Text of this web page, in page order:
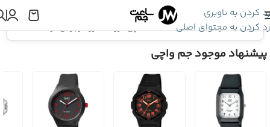
رد کردن به ناوبری
رد کردن به محتوای اصلی
اینجا هستید:ساعت Q&Q »ساعت مچی کیو اند کیو دیجیتال مردانه GW87J011Y
پیشنهاد موجود جم واچی